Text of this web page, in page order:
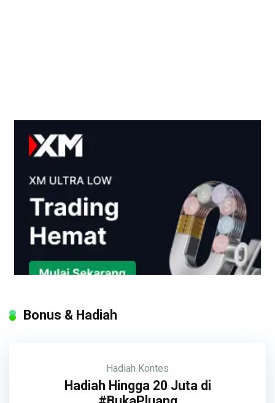
Bonus & Hadiah
Hadiah Kontes
Hadiah Hingga 20 Juta di